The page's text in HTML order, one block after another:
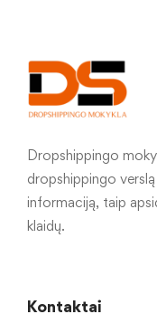
Dropshippingo
dropshippingo
informaciją, taip
klaidų.
Kontaktai